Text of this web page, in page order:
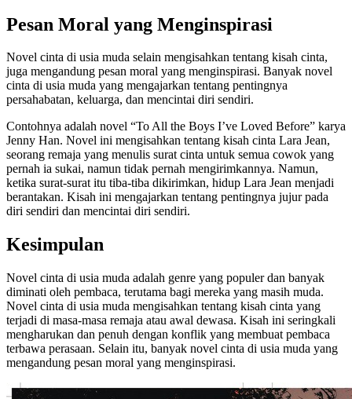
Pesan Moral yang Menginspirasi
Novel cinta di usia muda selain mengisahkan tentang kisah cinta,
juga mengandung pesan moral yang menginspirasi. Banyak novel
cinta di usia muda yang mengajarkan tentang pentingnya
persahabatan, keluarga, dan mencintai diri sendiri.
Contohnya adalah novel “To All the Boys I’ve Loved Before” karya
Jenny Han. Novel ini mengisahkan tentang kisah cinta Lara Jean,
seorang remaja yang menulis surat cinta untuk semua cowok yang
pernah ia sukai, namun tidak pernah mengirimkannya. Namun,
ketika surat-surat itu tiba-tiba dikirimkan, hidup Lara Jean menjadi
berantakan. Kisah ini mengajarkan tentang pentingnya jujur pada
diri sendiri dan mencintai diri sendiri.
Kesimpulan
Novel cinta di usia muda adalah genre yang populer dan banyak
diminati oleh pembaca, terutama bagi mereka yang masih muda.
Novel cinta di usia muda mengisahkan tentang kisah cinta yang
terjadi di masa-masa remaja atau awal dewasa. Kisah ini seringkali
mengharukan dan penuh dengan konflik yang membuat pembaca
terbawa perasaan. Selain itu, banyak novel cinta di usia muda yang
mengandung pesan moral yang menginspirasi.